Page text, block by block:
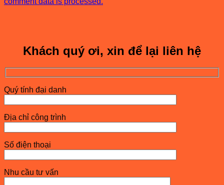
Khách quý ơi, xin để lại liên hệ
Quý tính đại danh
Địa chỉ công trình
Số điện thoại
Nhu cầu tư vấn